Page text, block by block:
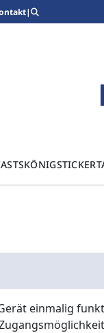
|
KÖNIGSTICKER
einmalig